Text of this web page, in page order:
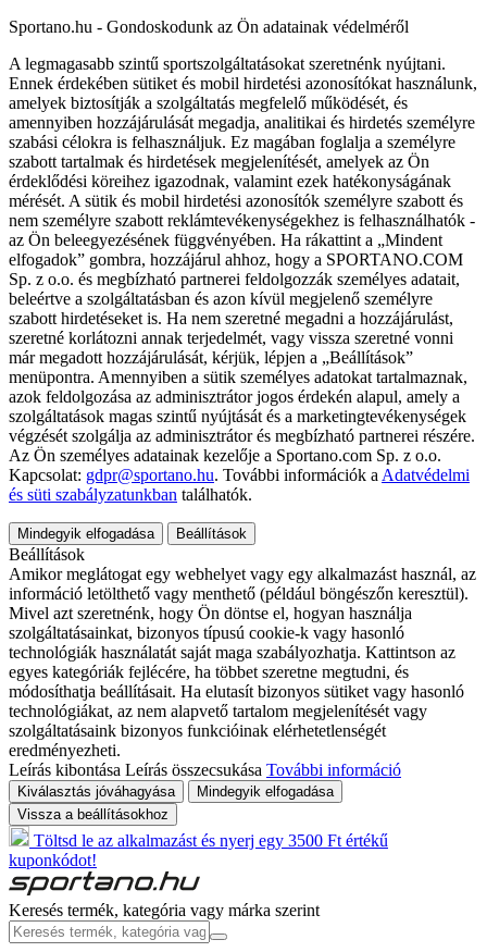
Sportano.hu - Gondoskodunk az Ön adatainak védelméről
A legmagasabb szintű sportszolgáltatásokat szeretnénk nyújtani.
Ennek érdekében sütiket és mobil hirdetési azonosítókat használunk,
amelyek biztosítják a szolgáltatás megfelelő működését, és
amennyiben hozzájárulását megadja, analitikai és hirdetés személyre
szabási célokra is felhasználjuk. Ez magában foglalja a személyre
szabott tartalmak és hirdetések megjelenítését, amelyek az Ön
érdeklődési köreihez igazodnak, valamint ezek hatékonyságának
mérését. A sütik és mobil hirdetési azonosítók személyre szabott és
nem személyre szabott reklámtevékenységekhez is felhasználhatók -
az Ön beleegyezésének függvényében. Ha rákattint a „Mindent
elfogadok” gombra, hozzájárul ahhoz, hogy a SPORTANO.COM
Sp. z o.o. és megbízható partnerei feldolgozzák személyes adatait,
beleértve a szolgáltatásban és azon kívül megjelenő személyre
szabott hirdetéseket is. Ha nem szeretné megadni a hozzájárulást,
szeretné korlátozni annak terjedelmét, vagy vissza szeretné vonni
már megadott hozzájárulását, kérjük, lépjen a „Beállítások”
menüpontra. Amennyiben a sütik személyes adatokat tartalmaznak,
azok feldolgozása az adminisztrátor jogos érdekén alapul, amely a
szolgáltatások magas szintű nyújtását és a marketingtevékenységek
végzését szolgálja az adminisztrátor és megbízható partnerei részére.
Az Ön személyes adatainak kezelője a Sportano.com Sp. z o.o.
Kapcsolat: gdpr@sportano.hu. További információk a Adatvédelmi
és süti szabályzatunkban találhatók.
Mindegyik elfogadása Beállítások
Beállítások
Amikor meglátogat egy webhelyet vagy egy alkalmazást használ, az
információ letölthető vagy menthető (például böngészőn keresztül).
Mivel azt szeretnénk, hogy Ön döntse el, hogyan használja
szolgáltatásainkat, bizonyos típusú cookie-k vagy hasonló
technológiák használatát saját maga szabályozhatja. Kattintson az
egyes kategóriák fejlécére, ha többet szeretne megtudni, és
módosíthatja beállításait. Ha elutasít bizonyos sütiket vagy hasonló
technológiákat, az nem alapvető tartalom megjelenítését vagy
szolgáltatásaink bizonyos funkcióinak elérhetetlenségét
eredményezheti.
Leírás kibontása Leírás összecsukása További információ
Kiválasztás jóváhagyása
Mindegyik elfogadása
Vissza a beállításokhoz
Töltsd le az alkalmazást és nyerj egy 3500 Ft értékű
kuponkódot!
Keresés termék, kategória vagy márka szerint